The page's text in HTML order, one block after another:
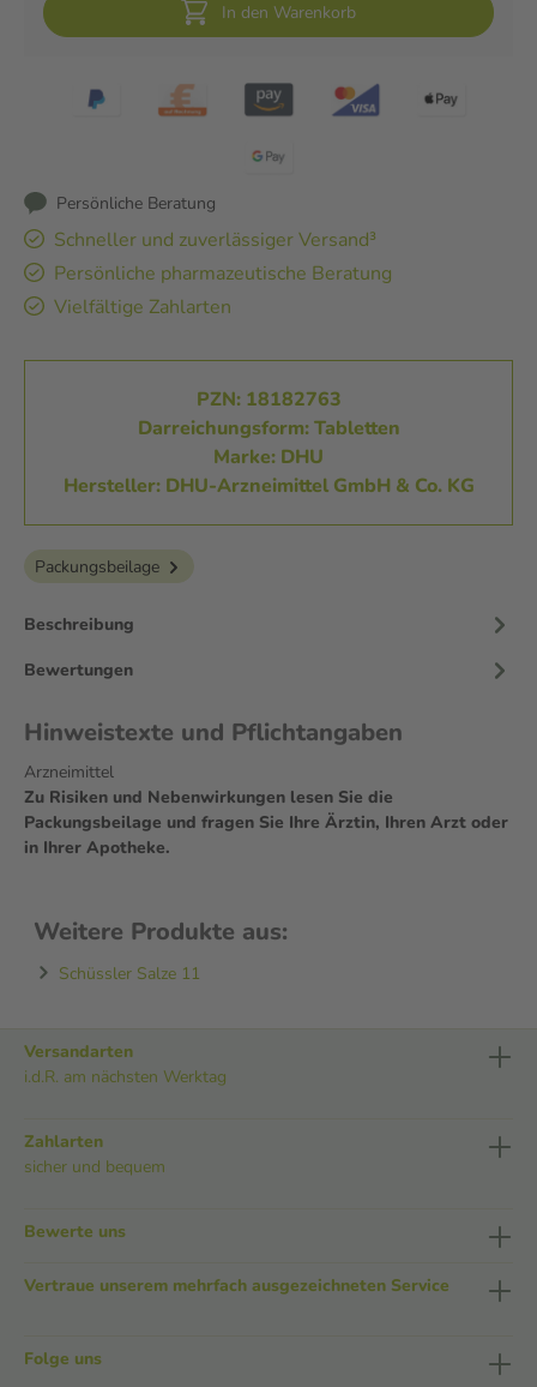
In den Warenkorb
Persönliche Beratung
Schneller und zuverlässiger Versand³
Persönliche pharmazeutische Beratung
Vielfältige Zahlarten
PZN: 18182763
Darreichungsform: Tabletten
Marke: DHU
Hersteller: DHU-Arzneimittel GmbH & Co. KG
Packungsbeilage
Beschreibung
Bewertungen
Hinweistexte und Pflichtangaben
Arzneimittel
Zu Risiken und Nebenwirkungen lesen Sie die
Packungsbeilage und fragen Sie Ihre Ärztin, Ihren Arzt oder
in Ihrer Apotheke.
Weitere Produkte aus:
Schüssler Salze 11
Versandarten
i.d.R. am nächsten Werktag
Zahlarten
sicher und bequem
Bewerte uns
Vertraue unserem mehrfach ausgezeichneten Service
Folge uns